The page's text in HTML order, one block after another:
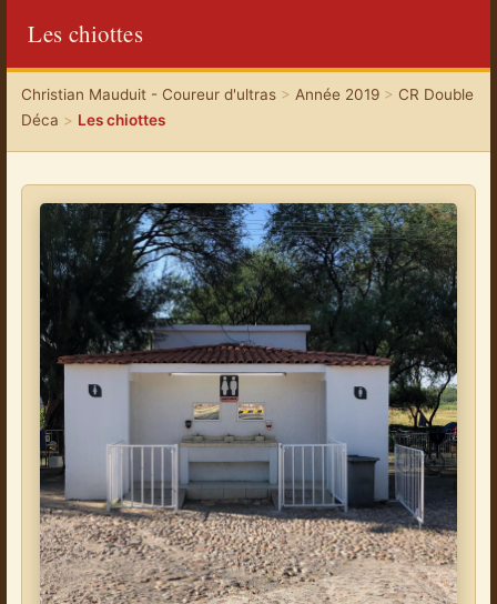
Les chiottes
Christian Mauduit - Coureur d'ultras> Année 2019> CR Double
Déca > Les chiottes